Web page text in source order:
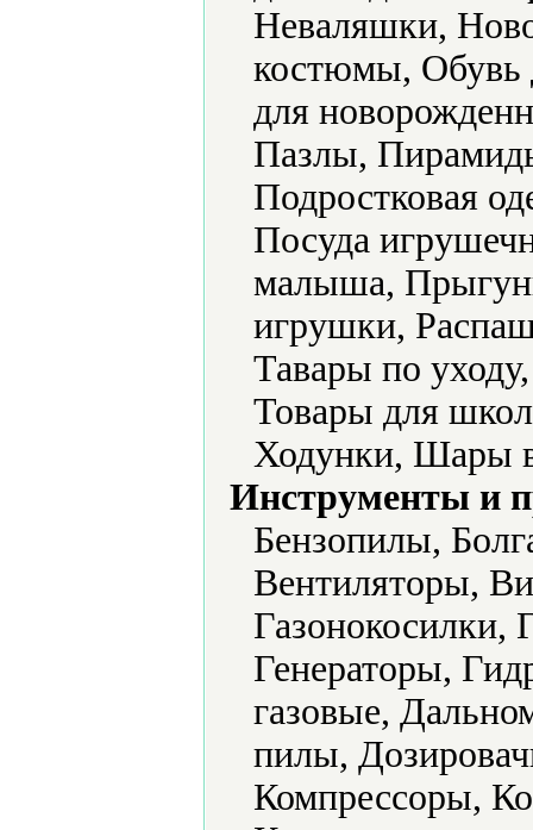
Неваляшки,
костюмы, Обувь
для
Пазлы,
Подростковая
Посуда
малыша,
игрушки,
Тавары по
Товары для
Ходунки, Шары
Инструменты и
Бензопилы,
Вентиляторы,
Газонокосилки,
Генераторы,
газовые,
пилы,
Компрессоры,